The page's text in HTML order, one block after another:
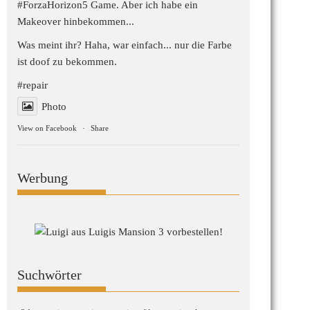
#ForzaHorizon5 Game. Aber ich habe ein
Makeover hinbekommen...
Was meint ihr? Haha, war einfach... nur die Farbe
ist doof zu bekommen.
#repair
Photo
View on Facebook · Share
Werbung
Suchwörter